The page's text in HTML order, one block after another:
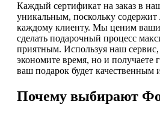
Каждый сертификат на заказ в
уникальным, поскольку
каждому клиенту. Мы ценим
сделать подарочный процесс
приятным. Используя наш
экономите время, но и получаете
ваш подарок будет качественным
Почему выбирают